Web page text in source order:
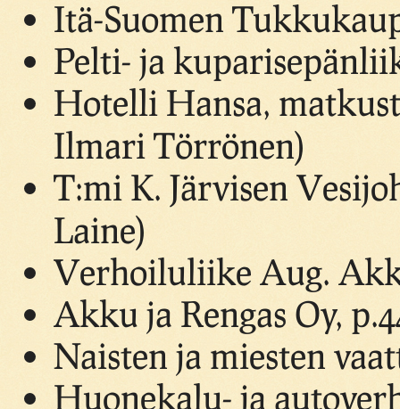
Itä-Suomen
Pelti- ja
Hotelli Hansa,
Ilmari Törrönen)
T:mi K. Järvisen
Laine)
Verhoiluliike Aug.
Akku ja Rengas Oy,
Naisten ja miesten
Huonekalu- ja